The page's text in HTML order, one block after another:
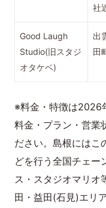
社
Good Laugh
Studio(旧スタジ
オタケベ)
出
田
※料金・特徴は2026
料金・プラン・営業
ださい。島根にはこ
どを行う全国チェー
ス・スタジオマリオ
田・益田(石見)エリ